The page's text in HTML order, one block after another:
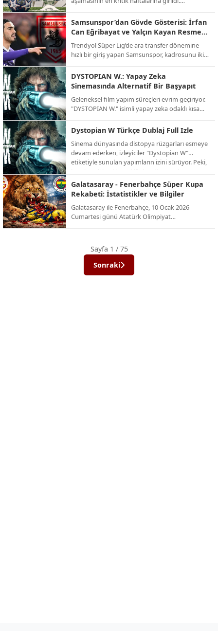
heyecanı, Ocak ayındaki son iki hafta maçlarıyla
zirve yapacak. Temsilcimiz Galatasaray'ın da
sahne alacağı bu dev organizasyonun yayın
bilgileri netleşti.
Samsunspor’dan Gövde Gösterisi: İrfan
Can Eğribayat ve Yalçın Kayan Resmen
Açıklandı!
Trendyol Süper Lig’de ara transfer dönemine
hızlı bir giriş yapan Samsunspor, kadrosunu iki
Fenerbahçe’den kaleci İrfan Can Eğribayat ve
ikas Eyüpspor’dan orta saha oyuncusu Yalçın
Kayan ile prensip anlaşmasına varıldığını
duyurdu.
DYSTOPIAN W.: Yapay Zeka
Sinemasında Alternatif Bir Başyapıt
Geleneksel film yapım süreçleri evrim geçiriyor.
"DYSTOPIAN W." isimli yapay zeka odaklı kısa
ve büyüleyici bir gelecek tasviri sunuyor. İşte AI
teknolojisinin sınırlarını zorlayan bu alternatif
projenin detayları.
Dystopian W Türkçe Dublaj Full Izle
Sinema dünyasında distopya rüzgarları esmeye
devam ederken, izleyiciler "Dystopian W"
etiketiyle sunulan yapımların izini sürüyor. Peki,
bu gizemli başlık neyi ifade ediyor ve bu türün
en dikkat çeken örnekleri neler? İşte distopik
evrenlerin kapısını aralayan kapsamlı bir bakış.
Galatasaray - Fenerbahçe Süper Kupa
Rekabeti: İstatistikler ve Bilgiler
Galatasaray ile Fenerbahçe, 10 Ocak 2026
Cumartesi günü Atatürk Olimpiyat
bu dev rekabetin Süper Kupa (ve eski adıyla
Cumhurbaşkanlığı Kupası) tarihindeki
istatistikleri ve önemli bilgileri:
Sayfa 1 / 75
Sonraki